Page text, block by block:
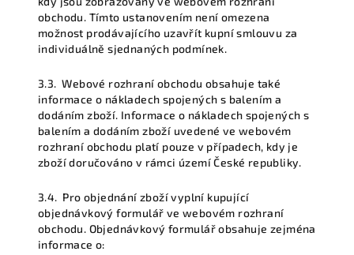
obchodu. Tímto ustanovením není omezena
možnost prodávajícího uzavřít kupní smlouvu za
individuálně sjednaných podmínek.
3.3.Webové rozhraní obchodu obsahuje také
informace o nákladech spojených s balením a
dodáním zboží. Informace o nákladech spojených s
balením a dodáním zboží uvedené ve webovém
rozhraní obchodu platí pouze v případech, kdy je
zboží doručováno v rámci území České republiky.
3.4. Pro objednání zboží vyplní kupující
objednávkový formulář ve webovém rozhraní
obchodu. Objednávkový formulář obsahuje zejména
informace o: